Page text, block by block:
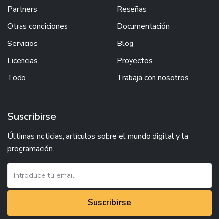
Partners
Otras condiciones
Servicios
Licencias
Todo
Reseñas
Documentación
Blog
Proyectos
Trabaja con nosotros
Suscribirse
Últimas noticias, artículos sobre el mundo digital y la
programación.
Suscribirse